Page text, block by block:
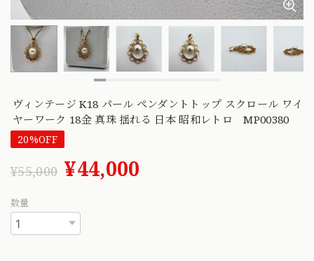
ヴィンテージ K18 パール ペンダントトップ スクロール ワイ
ヤーワーク 18金 真珠 揺れる 日本 昭和レトロ MP00380
20%OFF
¥55,000 ¥44,000
数量